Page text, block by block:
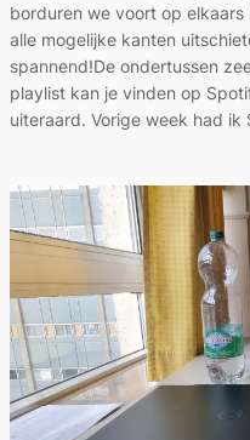
borduren we voort op
alle mogelijke kanten
spannend!De ondertussen
playlist kan je vinden op
uiteraard. Vorige week had ik